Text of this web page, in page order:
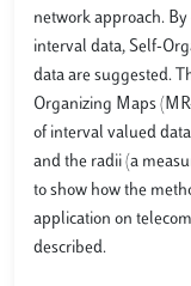
network approach.
interval data, Self-
data are suggested.
Organizing Maps
of interval valued
and the radii (a
to show how the
application on
described.